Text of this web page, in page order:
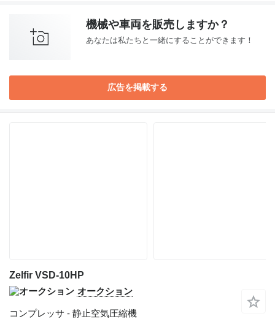
機械や車両を販売しますか？
あなたは私たちと一緒にすることができます！
広告を掲載する
Zelfir VSD-10HP
オークション
コンプレッサ - 静止空気圧縮機